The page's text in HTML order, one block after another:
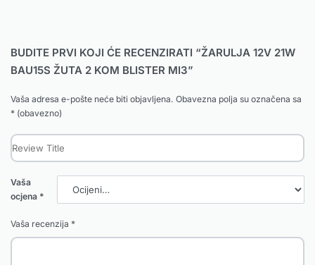
BUDITE PRVI KOJI ĆE RECENZIRATI “ŽARULJA 12V 21W
BAU15S ŽUTA 2 KOM BLISTER MI3”
Vaša adresa e-pošte neće biti objavljena. Obavezna polja su označena sa
* (obavezno)
Vaša
ocjena *
Vaša recenzija *